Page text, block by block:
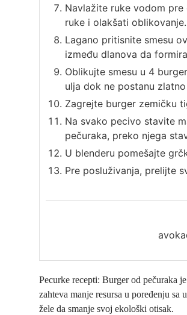
Navlažite ruke vodom
ruke i olakšati oblikovanje.
Lagano pritisnite smesu
između dlanova da
Oblikujte smesu u 4
ulja dok ne postanu
Zagrejte burger zemičku
Na svako pecivo stavite
pečuraka, preko njega
U blenderu pomešajte
Pre posluživanja, prelijte
Pecurke recepti: Burger od pečuraka
zahteva manje resursa u poređenju
žele da smanje svoj ekološki otisak.